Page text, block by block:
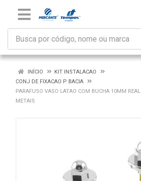
INÍCIO
KIT INSTALACAO
CONJ DE FIXACAO P BACIA
PARAFUSO VASO LATAO COM BUCHA 10MM REAL
METAIS